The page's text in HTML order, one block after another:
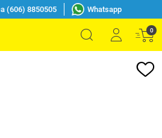
(606) 8850505 Whatsapp
0